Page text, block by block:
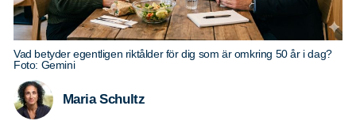
Vad betyder egentligen riktålder för dig som är omkring 50 år i dag?
Foto: Gemini
Maria Schultz